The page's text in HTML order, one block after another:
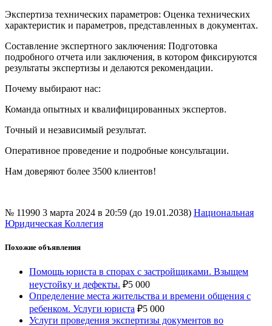
Экспертиза технических параметров: Оценка технических
характеристик и параметров, представленных в документах.
Составление экспертного заключения: Подготовка
подробного отчета или заключения, в котором фиксируются
результаты экспертизы и делаются рекомендации.
Почему выбирают нас:
Команда опытных и квалифицированных экспертов.
Точный и независимый результат.
Оперативное проведение и подробные консультации.
Нам доверяют более 3500 клиентов!
№ 11990 3 марта 2024 в 20:59 (до 19.01.2038) Национальная
Юридическая Коллегия
Похожие объявления
Помощь юриста в спорах с застройщиками. Взыщем
неустойку и дефекты. ₽5 000
Определение места жительства и времени общения с
ребенком. Услуги юриста ₽5 000
Услуги проведения экспертизы документов во